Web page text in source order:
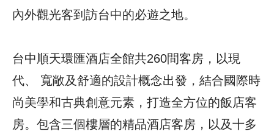
內外觀光客到訪台中的必遊之地。
台中順天環匯酒店全館共260間客房，以現
代、 寬敞及舒適的設計概念出發，結合國際時
尚美學和古典創意元素，打造全方位的飯店客
房。包含三個樓層的精品酒店客房，以及十多